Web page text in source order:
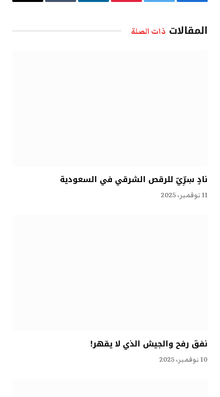
المقالات ذات الصلة
نادٍ سِرِّيّ للرقص الشرقي في السعودية
11 نوفمبر، 2025
نفق رفح والجيش الذي لا يقهر!
10 نوفمبر، 2025